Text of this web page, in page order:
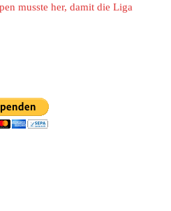
musste her, damit die Liga